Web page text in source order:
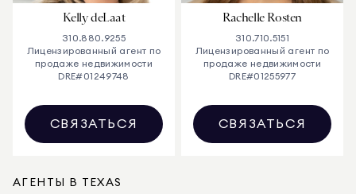
Kelly deLaat
310.880.9255
Лицензированный агент по
продаже недвижимости
DRE#01249748
СВЯЗАТЬСЯ
Rachelle Rosten
310.710.5151
Лицензированный агент по
продаже недвижимости
DRE#01255977
СВЯЗАТЬСЯ
АГЕНТЫ В TEXAS